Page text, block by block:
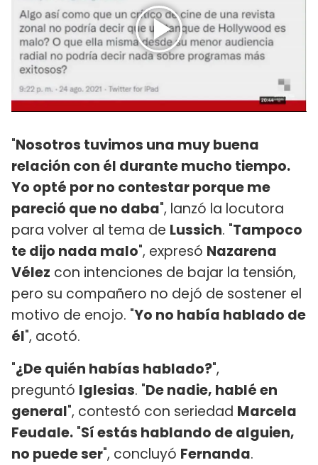
"Nosotros tuvimos una muy buena
relación con él durante mucho tiempo.
Yo opté por no contestar porque me
pareció que no daba", lanzó la locutora
para volver al tema de Lussich. "Tampoco
te dijo nada malo", expresó Nazarena
Vélez con intenciones de bajar la tensión,
pero su compañero no dejó de sostener el
motivo de enojo. "Yo no había hablado de
él", acotó.
"¿De quién habías hablado?",
preguntó Iglesias. "De nadie, hablé en
general", contestó con seriedad Marcela
Feudale. "Sí estás hablando de alguien,
no puede ser", concluyó Fernanda.